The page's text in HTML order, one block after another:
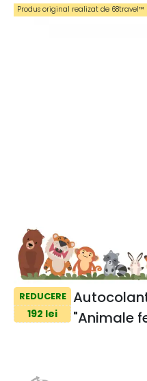
REDUCERE
192 lei
"Animale
Produs original realizat de 68travel™️